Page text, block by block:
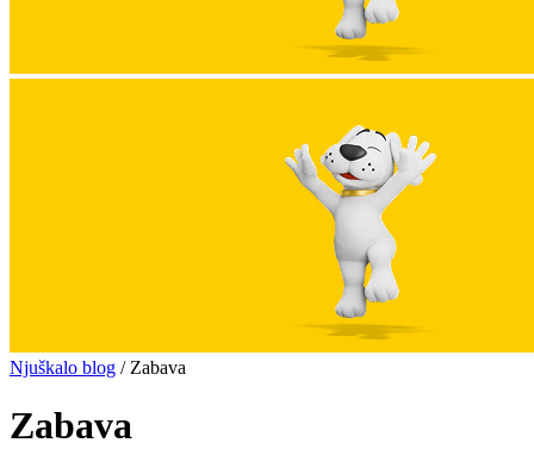
Njuškalo blog / Zabava
Zabava